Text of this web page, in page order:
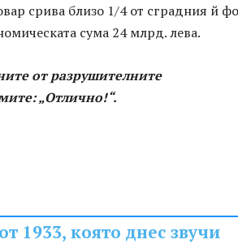
срива близо 1/4 от сградния й
сума 24 млрд. лева.
от разрушителните
„Отлично!“.
1933, която днес звучи